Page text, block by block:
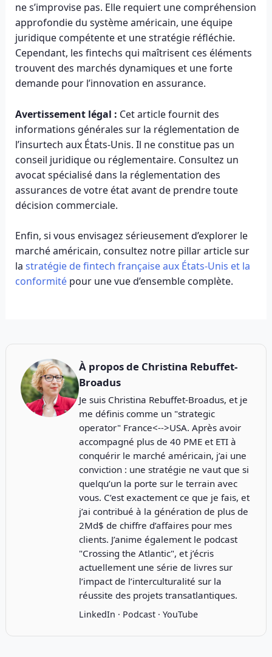
ne s’improvise pas. Elle requiert une compréhension
approfondie du système américain, une équipe
juridique compétente et une stratégie réfléchie.
Cependant, les fintechs qui maîtrisent ces éléments
trouvent des marchés dynamiques et une forte
demande pour l’innovation en assurance.
Avertissement légal : Cet article fournit des
informations générales sur la réglementation de
l’insurtech aux États-Unis. Il ne constitue pas un
conseil juridique ou réglementaire. Consultez un
avocat spécialisé dans la réglementation des
assurances de votre état avant de prendre toute
décision commerciale.
Enfin, si vous envisagez sérieusement d’explorer le
marché américain, consultez notre pillar article sur
la stratégie de fintech française aux États-Unis et la
conformitépour une vue d’ensemble complète.
À propos de Christina Rebuffet-
Broadus
Je suis Christina Rebuffet-Broadus, et je
me définis comme un "strategic
operator" France<-->USA. Après avoir
accompagné plus de 40 PME et ETI à
conquérir le marché américain, j’ai une
conviction : une stratégie ne vaut que si
quelqu’un la porte sur le terrain avec
vous. C’est exactement ce que je fais, et
j’ai contribué à la génération de plus de
2Md$ de chiffre d’affaires pour mes
clients. J’anime également le podcast
"Crossing the Atlantic", et j’écris
actuellement une série de livres sur
l’impact de l’interculturalité sur la
réussite des projets transatlantiques.
LinkedIn · Podcast· YouTube